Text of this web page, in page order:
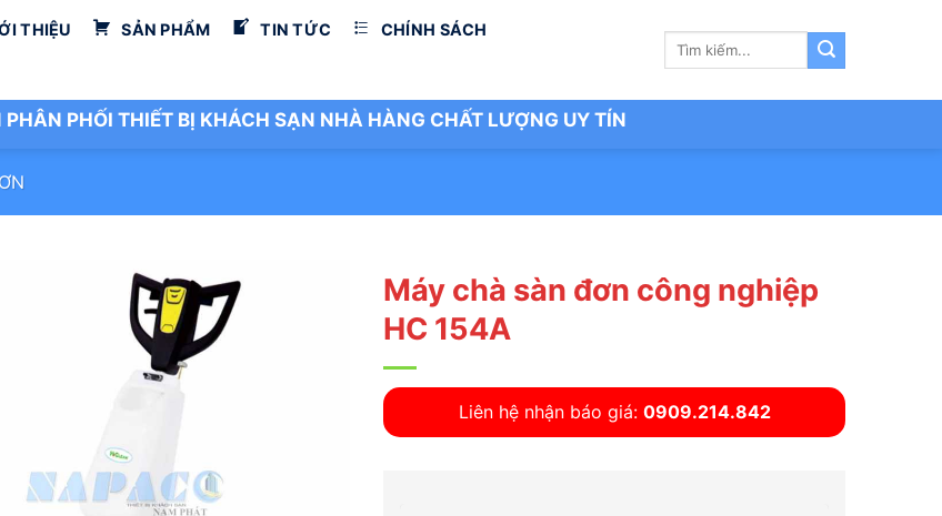
THIỆU SẢN PHẨM TIN TỨC CHÍNH SÁCH
Tìm
PHÂN PHỐI THIẾT BỊ KHÁCH SẠN NHÀ HÀNG CHẤT LƯỢNG UY TÍN
Máy chà sàn đơn công nghiệp
HC 154A
Liên hệ nhận báo giá: 0909.214.842